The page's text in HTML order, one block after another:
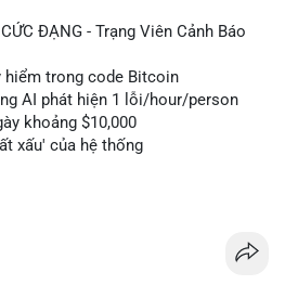
ĐẠNG - Trạng Viên Cảnh Báo
hiểm trong code Bitcoin
AI phát hiện 1 lỗi/hour/person
khoảng $10,000
xấu' của hệ thống